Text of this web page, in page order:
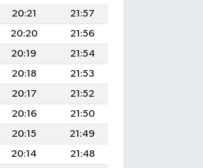
20:21
21:57
20:20
21:56
20:19
21:54
20:18
21:53
20:17
21:52
20:16
21:50
20:15
21:49
20:14
21:48